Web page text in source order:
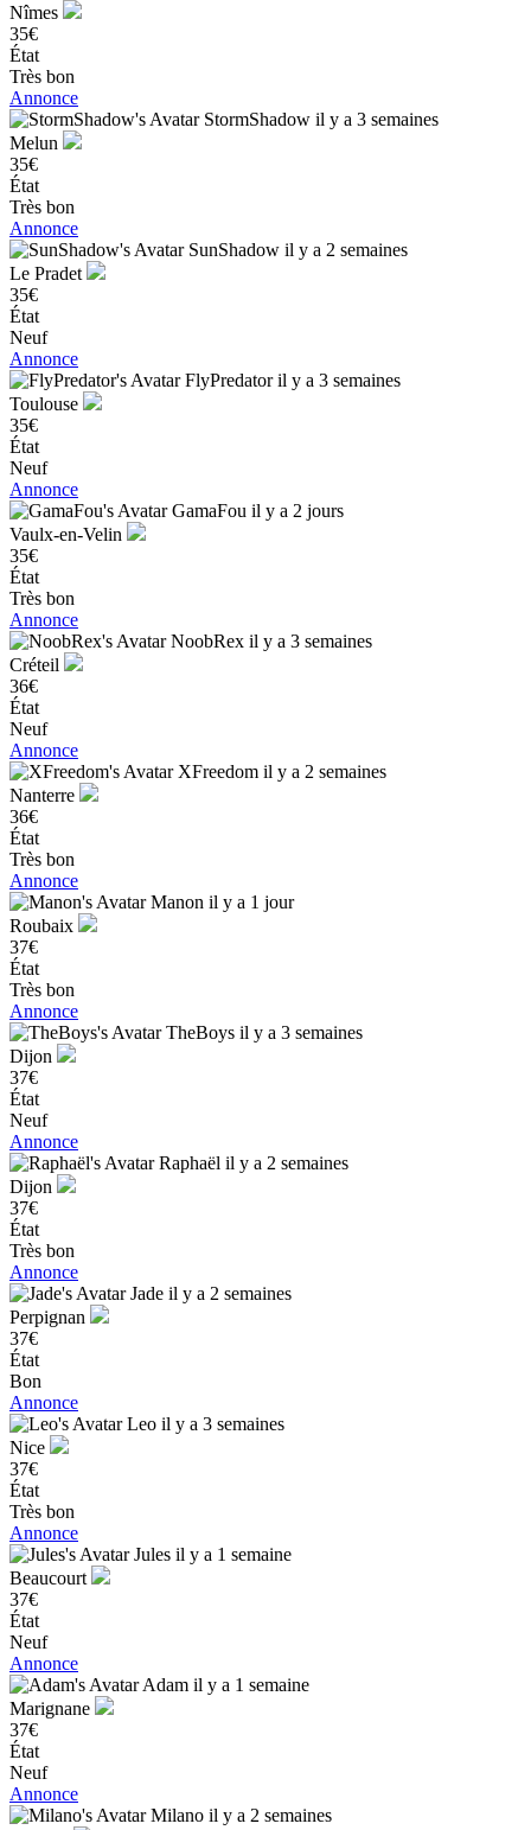
Nîmes
35€
État
Très bon
Annonce
StormShadow il y a 3 semaines
Melun
35€
État
Très bon
Annonce
SunShadow il y a 2 semaines
Le Pradet
35€
État
Neuf
Annonce
FlyPredatoril y a 3 semaines
Toulouse
35€
État
Neuf
Annonce
GamaFou il y a 2 jours
Vaulx-en-Velin
35€
État
Très bon
Annonce
NoobRex il y a 3 semaines
Créteil
36€
État
Neuf
Annonce
XFreedom il y a 2 semaines
Nanterre
36€
État
Très bon
Annonce
Manon il y a 1 jour
Roubaix
37€
État
Très bon
Annonce
TheBoys il y a 3 semaines
Dijon
37€
État
Neuf
Annonce
Raphaël il y a 2 semaines
Dijon
37€
État
Très bon
Annonce
Jade il y a 2 semaines
Perpignan
37€
État
Bon
Annonce
Leo il y a 3 semaines
Nice
37€
État
Très bon
Annonce
Jules il y a 1 semaine
Beaucourt
37€
État
Neuf
Annonce
Adam il y a 1 semaine
Marignane
37€
État
Neuf
Annonce
Milano il y a 2 semaines